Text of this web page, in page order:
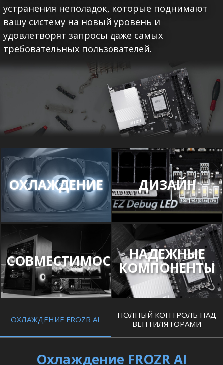
устранения неполадок, которые поднимают
вашу систему на новый уровень и
удовлетворят запросы даже самых
требовательных пользователей.
ОХЛАЖДЕНИЕ ДИЗАЙН
СОВМЕСТИМОСТЬНАДЕЖНЫЕ
КОМПОНЕНТЫ
ОХЛАЖДЕНИЕ FROZR AI
ПОЛНЫЙ КОНТРОЛЬ НАД
ВЕНТИЛЯТОРАМИ
Охлаждение FROZR AI